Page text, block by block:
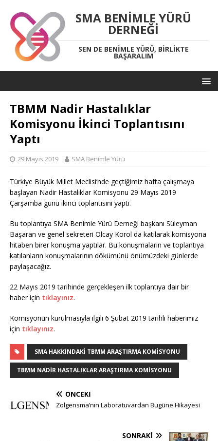
SMA BENIMLE YÜRÜ
DERNEĞI
SEN DE BENIMLE YÜRÜ, BIRLIKTE
BAŞARALIM
TBMM Nadir Hastalıklar
Komisyonu İkinci Toplantısını
Yaptı
29 Mayıs 2019 SMA Benimle Yürü
Türkiye Büyük Millet Meclisi’nde geçtiğimiz hafta çalışmaya
başlayan Nadir Hastalıklar Komisyonu 29 Mayıs 2019
Çarşamba günü ikinci toplantısını yaptı.
Bu toplantıya SMA Benimle Yürü Derneği başkanı Süleyman
Başaran ve genel sekreteri Olcay Korol da katılarak komisyona
hitaben birer konuşma yaptılar. Bu konuşmaların ve toplantıya
katılanların konuşmalarının dökümünü önümüzdeki günlerde
paylaşacağız.
22 Mayıs 2019 tarihinde gerçekleşen ilk toplantıya dair bir
haber için tıklayınız.
Komisyonun kurulmasıyla ilgili 6 Şubat 2019 tarihli haberimiz
için tıklayınız.
SMA HAKKINDAKI TBMM ARAŞTIRMA KOMISYONU
TBMM NADIR HASTALIKLAR ARAŞTIRMA KOMISYONU
ÖNCEKI
Zolgensma’nın Laboratuvardan Bugüne Hikayesi
SONRAKI